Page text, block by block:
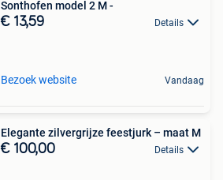
Sonthofen model 2 M -
€ 13,59 Details
Bezoek website Vandaag
Elegante zilvergrijze feestjurk – maat M
€ 100,00 Details